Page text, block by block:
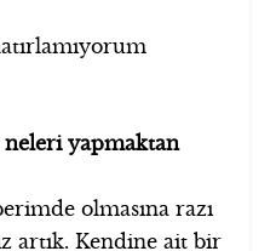
yapmaktan
olmasına razı
artık. Kendine ait bir